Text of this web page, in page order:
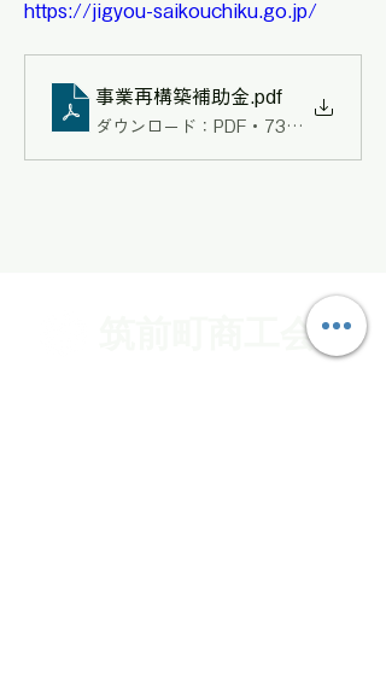
https://jigyou-saikouchiku.go.jp/
事業再構築補助金 .pdf
ダウンロード：PDF • 731KB
筑前町商工会